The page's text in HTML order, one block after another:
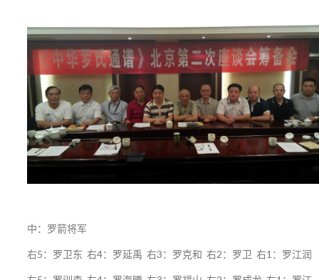
中：罗箭将军
右5：罗卫东 右4：罗延禹 右3：罗克和 右2：罗卫 右1：罗江润